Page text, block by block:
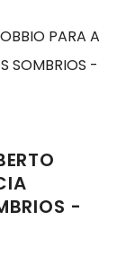
-